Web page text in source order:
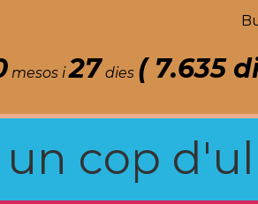
mesos i27 dies ( 7.635
cop